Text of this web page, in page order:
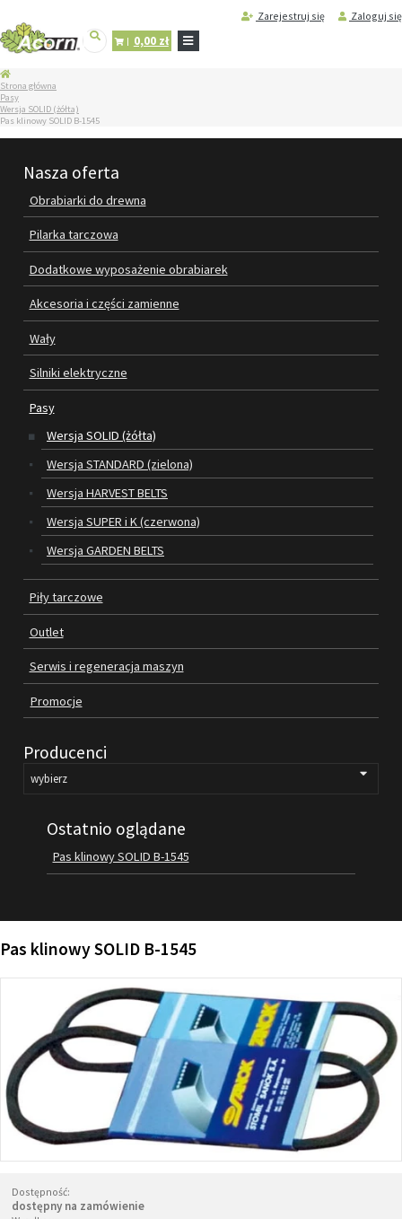
Zarejestruj się Zaloguj się
0,00 zł
STRONA
GŁÓWNA
SERWIS
MASZYN
OBRABIARKI DO DREWNA
DODATKOWE WYPOSAŻENIE
OBRABIAREK
AKCESORIA I CZĘŚCI ZAMIENNE
WAŁY
SILNIKI ELEKTRYCZNE
PIŁY TARCZOWE
OUTLET
SERWIS I REGENERACJA MASZYN
PROMOCJE
REGULAMIN
KATALOGI
OBRABIARKI DO DREWNA
SILNIKI ELEKTRYCZNE
KONTAKT
Strona główna
Pasy
Wersja SOLID (żółta)
Pas klinowy SOLID B-1545
Nasza oferta
Obrabiarki do drewna
Pilarka tarczowa
Dodatkowe wyposażenie obrabiarek
Akcesoria i części zamienne
Wały
Silniki elektryczne
Pasy
Wersja SOLID (żółta)
Wersja STANDARD (zielona)
Wersja HARVEST BELTS
Wersja SUPER i K (czerwona)
Wersja GARDEN BELTS
Piły tarczowe
Outlet
Serwis i regeneracja maszyn
Promocje
Producenci
Ostatnio oglądane
Pas klinowy SOLID B-1545
Pas klinowy SOLID B-1545
Dostępność:
dostępny na zamówienie